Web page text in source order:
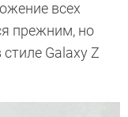
всех
прежним, но
Galaxy Z